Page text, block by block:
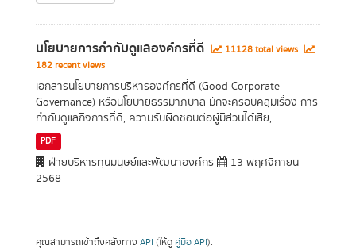
นโยบายการกำกับดูแลองค์กรที่ดี
11128 total views
182 recent views
เอกสารนโยบายการบริหารองค์กรที่ดี (Good Corporate
Governance) หรือนโยบายธรรมาภิบาล มักจะครอบคลุมเรื่อง การ
กำกับดูแลกิจการที่ดี, ความรับผิดชอบต่อผู้มีส่วนได้เสีย,...
PDF
ฝ่ายบริหารทุนมนุษย์และพัฒนาองค์กร
13 พฤศจิกายน
2568
คุณสามารถเข้าถึงคลังทาง API (ให้ดู คู่มือ API).